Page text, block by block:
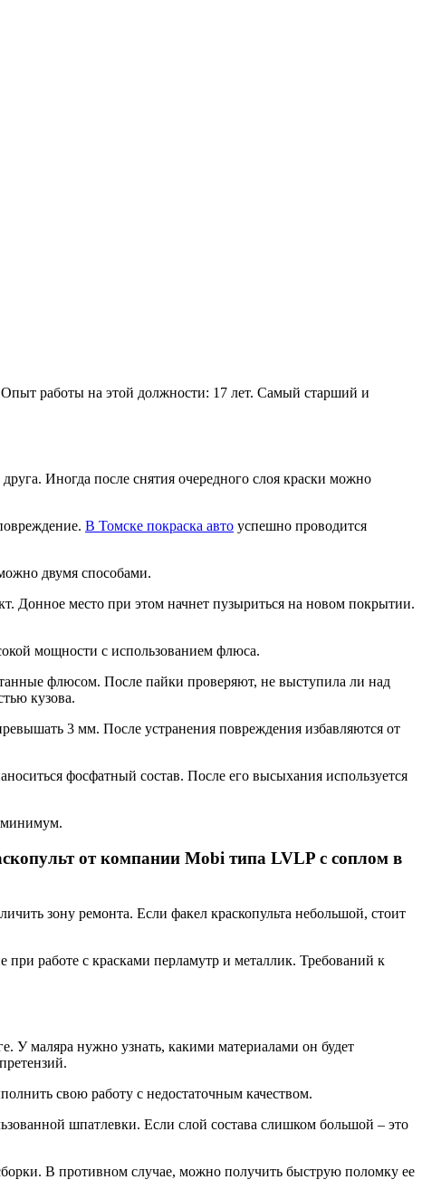
работы на этой должности: 17 лет. Самый старший и
Иногда после снятия очередного слоя краски можно
В Томске покраска авто успешно проводится
двумя способами.
Донное место при этом начнет пузыриться на новом покрытии.
мощности с использованием флюса.
флюсом. После пайки проверяют, не выступила ли над
кузова.
3 мм. После устранения повреждения избавляются от
фосфатный состав. После его высыхания используется
минимум.
от компании Mobi типа LVLP с соплом в
зону ремонта. Если факел краскопульта небольшой, стоит
работе с красками перламутр и металлик. Требований к
У маляра нужно узнать, какими материалами он будет
свою работу с недостаточным качеством.
шпатлевки. Если слой состава слишком большой – это
В противном случае, можно получить быструю поломку ее